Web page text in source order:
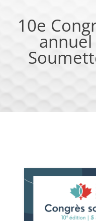
10e
annuel